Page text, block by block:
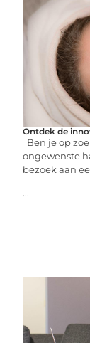
Ontdek de
Ben je op
ongewenste
bezoek aan
...